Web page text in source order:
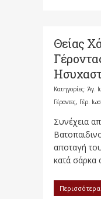
Θείας
Κατηγορίες: Άγ.
Γέροντες, Γέρ.
Συνέχεια
αποταγή
κατά σάρκα
Περισσότερα